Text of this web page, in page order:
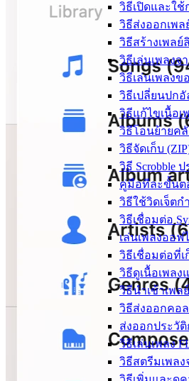
วิธีเปิดและใช้
วิธีส่งออกเพล
วิธีสร้างเพลย์
วิธีเล่นเพลงจ
วิธีเล่นเพลงข
วิธีเปลี่ยนปก
วิธีแก้ไขเนื้อเ
วิธีโอนย้ายค
วิธีจัดเก็บ
วิธี Scrobble
คู่มือทีละขั้นตอ
วิธีใช้วิดเจ็ตก
วิธีเชื่อมต่อ
เล่นเพลงออฟ
วิธีเชื่อมต่อที่เ
วิธีดูเนื้อเพลง
วิธีนำเข้าเพล
วิธีส่งออกคอล
ส่งออกประวัติ
วิธีเล่นเพลง
วิธีสตรีมเพลง